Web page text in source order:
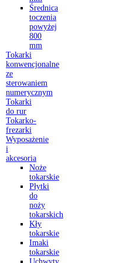
Średnica
toczenia
powyżej
800
mm
Tokarki
konwencjonalne
ze
sterowaniem
numerycznym
Tokarki
do rur
Tokarko-
frezarki
Wyposażenie
i
akcesoria
Noże
tokarskie
Płytki
do
noży
tokarskich
Kły
tokarskie
Imaki
tokarskie